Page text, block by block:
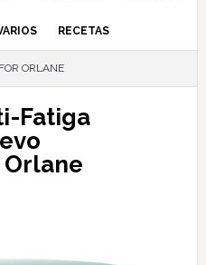
RECETAS
ORLANE
Fatiga